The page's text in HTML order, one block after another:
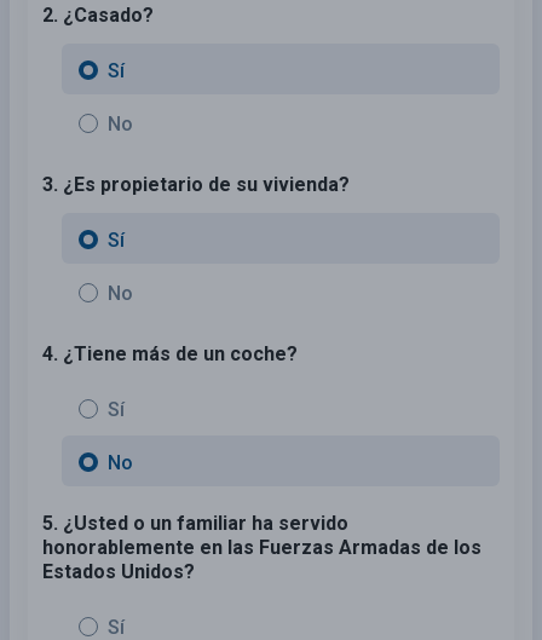
2. ¿Casado?
Sí
No
3. ¿Es propietario de su vivienda?
Sí
No
4. ¿Tiene más de un coche?
Sí
No
5. ¿Usted o un familiar ha servido
honorablemente en las Fuerzas Armadas de los
Estados Unidos?
Sí